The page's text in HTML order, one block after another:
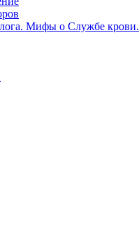
Мифы о Службе крови.